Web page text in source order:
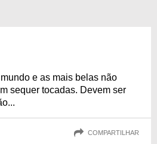
e as mais belas não
sequer tocadas. Devem ser
COMPARTILHAR